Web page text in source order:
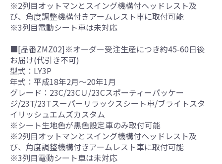
※2列目オットマンとスイング機構付ヘッドレスト及
び、角度調整機構付きアームレスト車に取付可能
※3列目電動シート車は未対応
■[品番ZMZ02]※オーダー受注生産につき約45-60日後
お届け(代引き不可)
型式：LY3P
年式：平成18年2月～20年1月
グレード：23C/23CＵ/23Cスポーティーパッケー
ジ/23T/23Tスーパーリラックスシート車/ブライトスタ
イリッシュエムズカスタム
※シート生地色が黒色設定車のみ取付可能
※2列目オットマンとスイング機構付ヘッドレスト及
び、角度調整機構付きアームレスト車に取付可能
※3列目電動シート車は未対応